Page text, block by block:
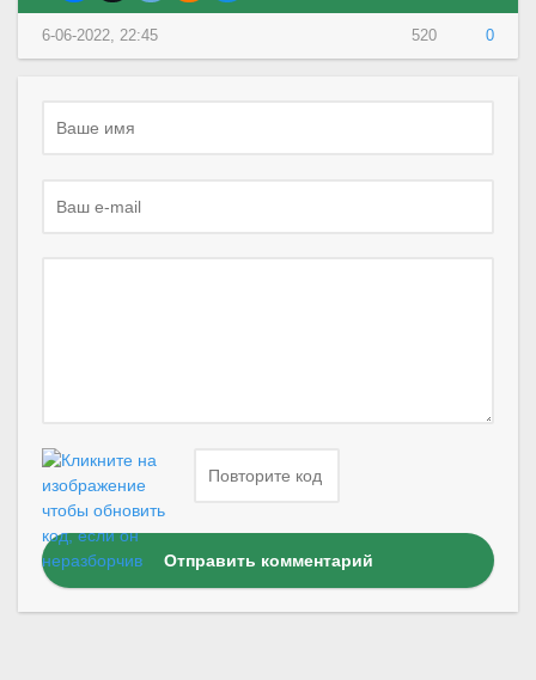
520 0
6-06-2022, 22:45
Отправить комментарий